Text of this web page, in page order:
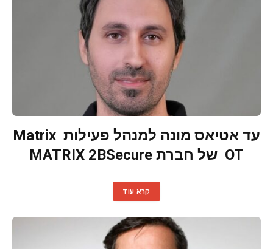
עד אטיאס מונה למנהל פעילות Matrix
OT של חברת MATRIX 2BSecure
קרא עוד